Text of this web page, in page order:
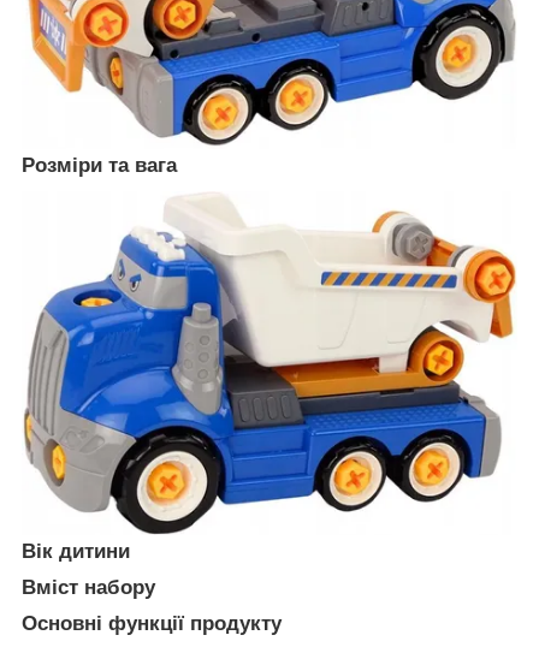
Розміри та вага
Вік дитини
Вміст набору
Основні функції продукту